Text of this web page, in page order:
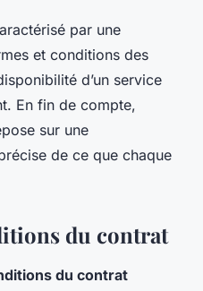
par une
et conditions des
d’un service
En fin de compte,
sur une
de ce que chaque
du contrat
du contrat